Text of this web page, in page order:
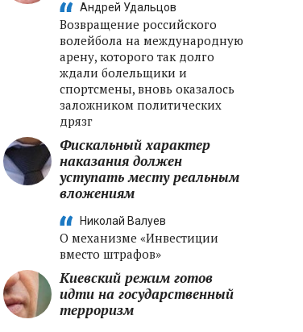
Противодействие
мошенничеству и миграционная
политика — приоритеты работы
Госдумы
Андрей Удальцов
Возвращение российского
волейбола на международную
арену, которого так долго
ждали болельщики и
спортсмены, вновь оказалось
заложником политических
дрязг
Фискальный характер
наказания должен
уступать месту реальным
вложениям
Николай Валуев
О механизме «Инвестиции
вместо штрафов»
Киевский режим готов
идти на государственный
терроризм